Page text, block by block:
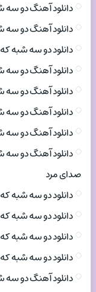
دانلود آهنگ دو
دانلود آهنگ دو
دانلود دو سه شبه
دانلود آهنگ دو
دانلود آهنگ دو سه
دانلود آهنگ دو سه
دانلود آهنگ دو سه
دانلود آهنگ دو سه
صدای مرد
دانلود دو سه شبه
دانلود دو سه شبه
دانلود دو سه شبه
دانلود دو سه شبه
دانلود آهنگ دو